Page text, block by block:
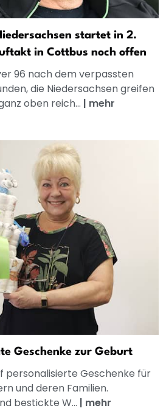
startet in 2.
in Cottbus noch offen
96 nach dem verpassten
die Niedersachsen greifen
oben reich... | mehr
Geschenke zur Geburt
personalisierte Geschenke für
und deren Familien.
bestickte W... | mehr